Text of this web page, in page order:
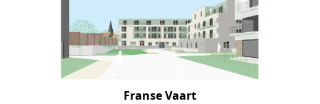
Waterkluiskaai
Franse Vaart